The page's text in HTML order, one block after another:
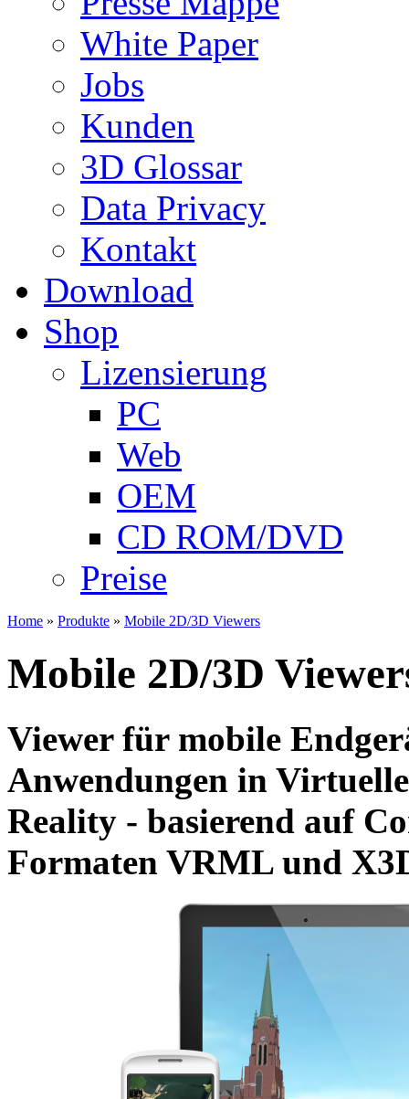
White Paper
Jobs
Kunden
3D Glossar
Data Privacy
Kontakt
Download
Shop
Lizensierung
PC
Web
OEM
CD ROM/DVD
Preise
Home » Produkte » Mobile 2D/3D Viewers
Mobile 2D/3D
Viewer für mobile
Anwendungen in
Reality - basierend auf
Formaten VRML und